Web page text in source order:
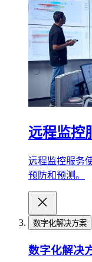
远程监控
远程监控服务
预防和预测。
数字化解决方案
数字化解决